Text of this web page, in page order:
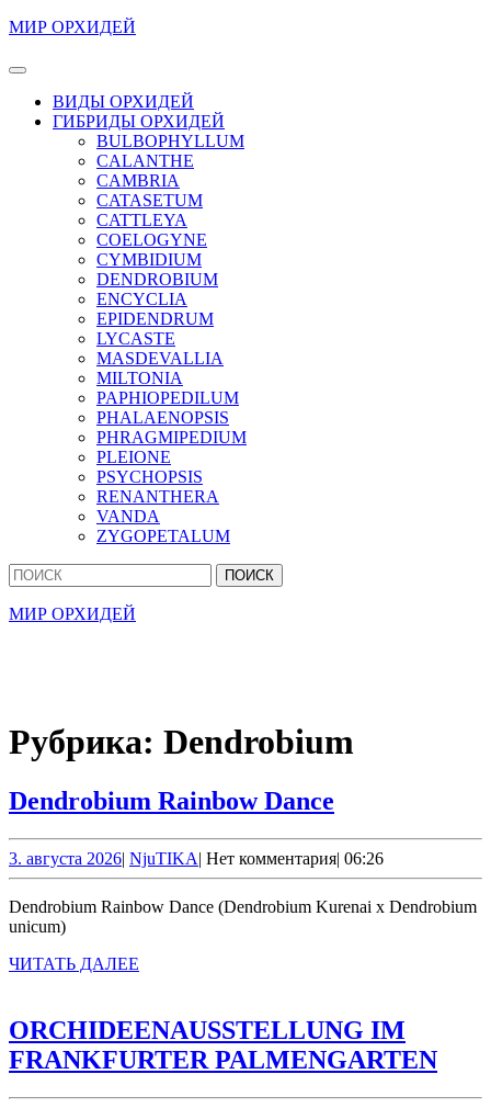
Перейти
содержимому
содержимому
МИР ОРХИДЕЙ
Кнопка
ОткрытьВИДЫ ОРХИДЕЙ
ГИБРИДЫ ОРХИДЕЙ
BULBOPHYLLUM
CALANTHE
CAMBRIA
CATASETUM
CATTLEYA
COELOGYNE
CYMBIDIUM
DENDROBIUM
ENCYCLIA
EPIDENDRUM
LYCASTE
MASDEVALLIA
MILTONIA
PAPHIOPEDILUM
PHALAENOPSIS
PHRAGMIPEDIUM
PLEIONE
PSYCHOPSIS
RENANTHERA
VANDA
ZYGOPETALUM
Кнопка
Закрыть
Найти:
МИР ОРХИДЕЙ
Рубрика: Dendrobium
Dendrobium Rainbow Dance
Dance
3. августа 20263.
августа
2026
| NjuTIKANjuTIKA
| Нет комментария| 06:26
Dendrobium Rainbow Dance (Dendrobium Kurenai x Dendrobium
unicum)
ЧИТАТЬ ДАЛЕЕ
ORCHIDEENAUSSTELLUNG IM
FRANKFURTER PALMENGARTEN